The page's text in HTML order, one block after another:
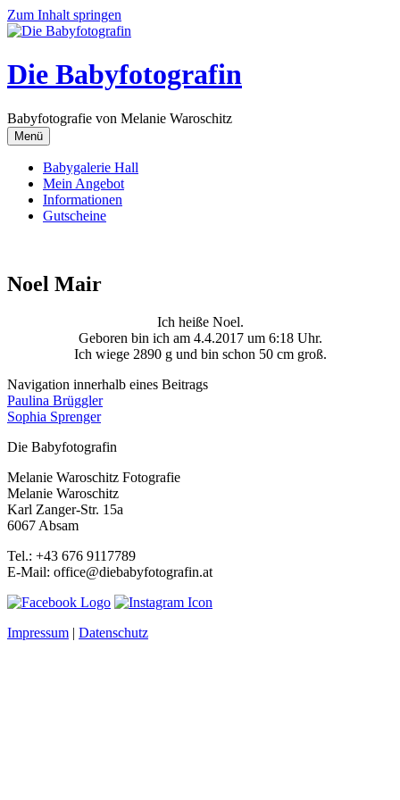
Zum Inhalt springen
Die Babyfotografin
Babyfotografie von Melanie Waroschitz
Menü
Babygalerie Hall
Mein Angebot
Informationen
Gutscheine
Noel Mair
Ich heiße Noel.
Geboren bin ich am 4.4.2017 um 6:18 Uhr.
Ich wiege 2890 g und bin schon 50 cm groß.
Navigation innerhalb eines Beitrags
Paulina Brüggler
Sophia Sprenger
Die Babyfotografin
Melanie Waroschitz Fotografie
Melanie Waroschitz
Karl Zanger-Str. 15a
6067 Absam
Tel.: +43 676 9117789
E-Mail: office@diebabyfotografin.at
Impressum | Datenschutz